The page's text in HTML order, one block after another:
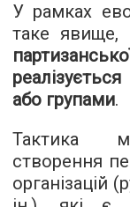
У рамках
таке явище,
або групами.
Тактика
створення
організацій